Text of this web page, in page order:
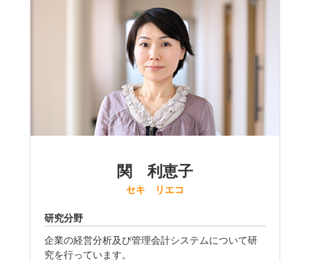
関 利恵子
セキ リエコ
研究分野
企業の経営分析及び管理会計システムについて研
究を行っています。